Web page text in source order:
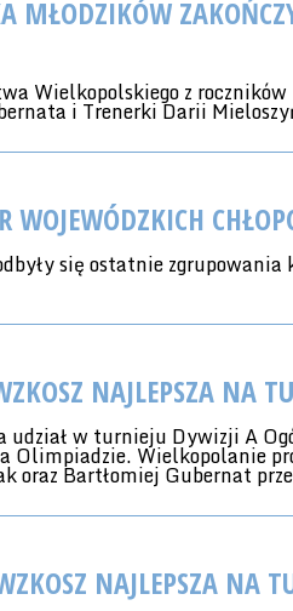
MŁODZIKÓW
Wielkopolskiego z
i Trenerki Darii
WOJEWÓDZKICH
się ostatnie zgrupowania
NAJLEPSZA NA
udział w turnieju Dywizji A
Olimpiadzie. Wielkopolanie
oraz Bartłomiej Gubernat
NAJLEPSZA NA